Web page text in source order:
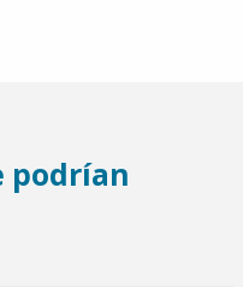
podrían